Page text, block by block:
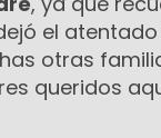
el
otras
queridos